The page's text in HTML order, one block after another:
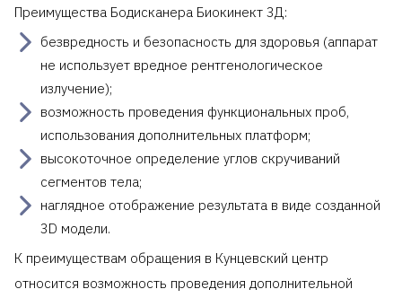
Преимущества Бодисканера Биокинект 3Д:
безвредность и безопасность для здоровья (аппарат
не использует вредное рентгенологическое
излучение);
возможность проведения функциональных проб,
использования дополнительных платформ;
высокоточное определение углов скручиваний
сегментов тела;
наглядное отображение результата в виде созданной
3D модели.
К преимуществам обращения в Кунцевский центр
относится возможность проведения дополнительной